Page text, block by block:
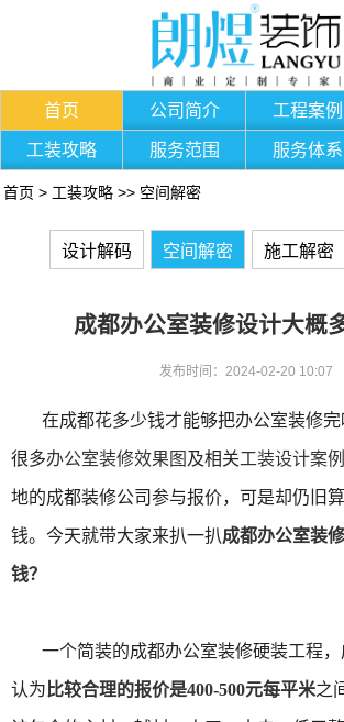
首页 公司简介 工程案例
工装攻略 服务范围 服务体系
首页 > 工装攻略 >> 空间解密
设计解码 空间解密 施工解密
成都办公室装修设计大概
发布时间：2024-02-20 10:07
在成都花多少钱才能够把办公室装修完
很多办公室装修效果图 及相关工装设计案例
地的成都装修公司参与报价，可是却仍旧
钱。今天就带大家来扒一扒成都办公室装
钱？
一个简装的成都办公室装修硬装工程
认为 比较合理的报价是400-500元每平米之